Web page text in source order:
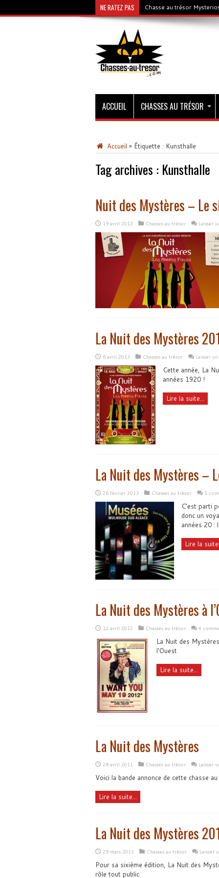
NE RATEZ PAS Chasse au trésor
ACCUEIL CHASSES AU TRÉSOR
Accueil » Étiquette : Kunsthalle
Tag archives : Kunsthalle
Nuit des Mystères – Le
19 avril 2013 Chasses au trésor Laisser
La Nuit des Mystères
6 avril 2013 Chasses au trésor Laisser
Cette année, La
années 1920 !
Lire la suite...
La Nuit des Mystères –
26 février 2013 Chasses au trésor 1
C’est parti
donc un
années 20 :
Lire la
La Nuit des Mystères à
12 avril 2012 Chasses au trésor 4
La Nuit des
l'Ouest
Lire la suite...
La Nuit des Mystères
28 avril 2011 Chasses au trésor Laisser
Voici la bande annonce de cette chasse
Lire la suite...
La Nuit des Mystères
29 mars 2011 Chasses au trésor Laisser
Pour sa sixième édition, La Nuit des
rôle tout public.